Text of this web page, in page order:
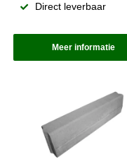
Direct leverbaar
Meer informatie